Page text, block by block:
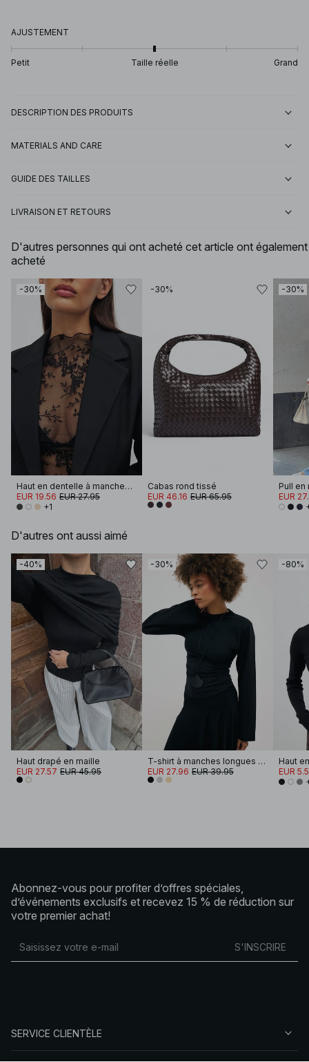
AJUSTEMENT
Petit Taille réelle Grand
DESCRIPTION DES PRODUITS
MATERIALS AND CARE
GUIDE DES TAILLES
LIVRAISON ET RETOURS
D'autres personnes qui ont acheté cet article ont également
acheté
-30%
Haut en dentelle à manches longues
EUR 19.56 EUR 27.95
+1
-30%
Cabas rond tissé
EUR 46.16 EUR 65.95
-30%
EUR
D'autres ont aussi aimé
-40%
Haut drapé en maille
EUR 27.57 EUR 45.95
-30%
T-shirt à manches longues avec épaulettes en coton doux
EUR 27.96 EUR 39.95
-80%
Haut
EUR
Abonnez-vous pour profiter d’offres spéciales,
d’événements exclusifs et recevez 15 % de réduction sur
votre premier achat!
S'INSCRIRE
SERVICE CLIENTÈLE